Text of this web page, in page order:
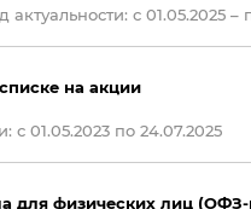
актуальности: с 01.05.2025 –
на акции
с 01.05.2023 по 24.07.2025
для физических лиц (ОФЗ-